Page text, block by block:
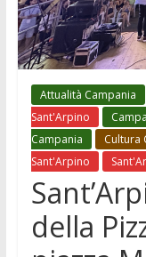
Attualità Campania
Sant'Arpino
Campania
Cultura
Sant'Arpino
della